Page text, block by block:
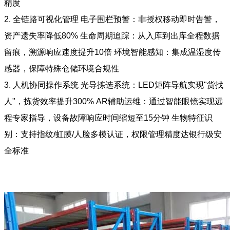
精度
2. 全链路可视化管理 电子围栏预警：非授权移动即时告警，
资产遗失率降低80% 生命周期追踪：从入库到出库全程数据
留痕，溯源响应速度提升10倍 环境智能感知：集成温湿度传
感器，保障特殊仓储环境合规性
3. 人机协同操作系统 光导拣选系统：LED矩阵导航实现"货找
人"，拣货效率提升300% AR辅助运维：通过智能眼镜实现远
程专家指导，设备故障响应时间缩短至15分钟 生物特征识
别：支持指纹/虹膜/人脸多模认证，权限管理精度达银行级安
全标准